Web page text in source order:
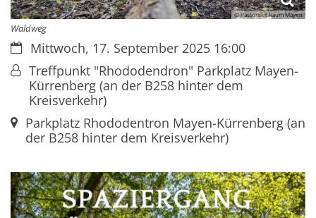
© Pastoraler Raum Mayen
Waldweg
Datum:Mittwoch, 17. September 2025 16:00
Von:Treffpunkt "Rhododendron" Parkplatz Mayen-
Kürrenberg (an der B258 hinter dem
Kreisverkehr)
Ort:Parkplatz Rhododentron Mayen-Kürrenberg (an
der B258 hinter dem Kreisverkehr)